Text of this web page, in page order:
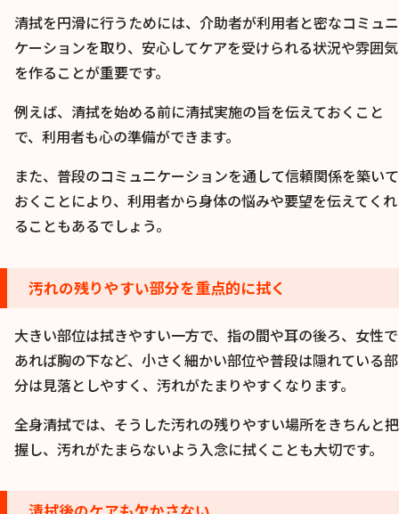
清拭を円滑に行うためには、介助者が利用者と密なコミュニ
ケーションを取り、安心してケアを受けられる状況や雰囲気
を作ることが重要です。
例えば、清拭を始める前に清拭実施の旨を伝えておくこと
で、利用者も心の準備ができます。
また、普段のコミュニケーションを通して信頼関係を築いて
おくことにより、利用者から身体の悩みや要望を伝えてくれ
ることもあるでしょう。
汚れの残りやすい部分を重点的に拭く
大きい部位は拭きやすい一方で、指の間や耳の後ろ、女性で
あれば胸の下など、小さく細かい部位や普段は隠れている部
分は見落としやすく、汚れがたまりやすくなります。
全身清拭では、そうした汚れの残りやすい場所をきちんと把
握し、汚れがたまらないよう入念に拭くことも大切です。